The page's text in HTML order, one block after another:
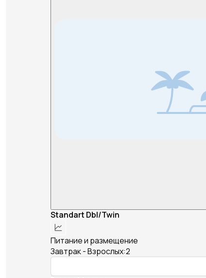
Standart Dbl/Twin
Питание и размещение
Завтрак - Взрослых:2